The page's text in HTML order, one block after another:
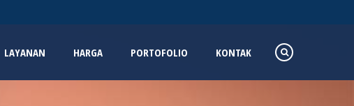
LAYANAN HARGA PORTOFOLIO KONTAK